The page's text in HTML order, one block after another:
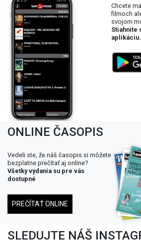
Chcete
filmoch
svojom
Stiahnite
aplikáciu.
ONLINE ČASOPIS
Vedeli ste, že náš časopis si môžete
bezplatne prečítať aj online?
Všetky vydania su pre vás
dostupné
PREČÍTAŤ ONLINE
SLEDUJTE NÁŠ